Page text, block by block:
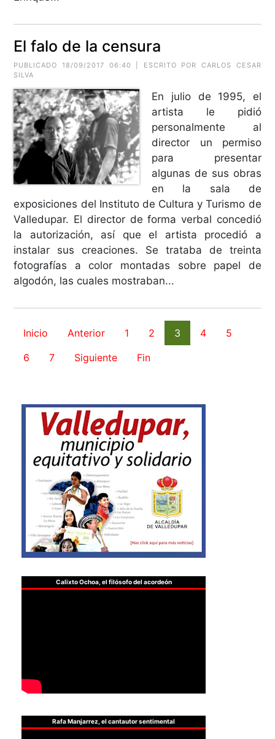
El falo de la censura
PUBLICADO 18/09/2017 06:40 | ESCRITO POR CARLOS CESAR
SILVA
En julio de 1995, el
artista le pidió
personalmente al
director un permiso
para presentar
algunas de sus obras
en la sala de
exposiciones del Instituto de Cultura y Turismo de
Valledupar. El director de forma verbal concedió
la autorización, así que el artista procedió a
instalar sus creaciones. Se trataba de treinta
fotografías a color montadas sobre papel de
algodón, las cuales mostraban...
Inicio Anterior 1 2 3 4
5
6
7 Siguiente Fin
Calixto Ochoa, el filósofo del acordeón
Rafa Manjarrez, el cantautor sentimental